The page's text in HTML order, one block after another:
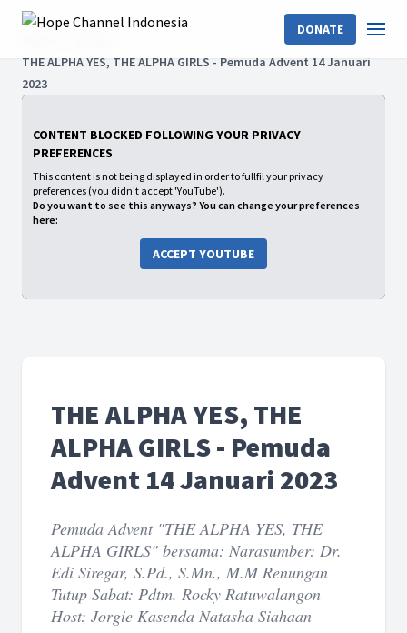
DONATE
THE ALPHA YES, THE ALPHA GIRLS - Pemuda Advent 14 Januari
2023
CONTENT BLOCKED FOLLOWING YOUR PRIVACY
PREFERENCES
This content is not being displayed in order to fullfil your privacy
preferences (you didn't accept 'YouTube').
Do you want to see this anyways? You can change your preferences
here:
ACCEPT YOUTUBE
THE ALPHA YES, THE
ALPHA GIRLS - Pemuda
Advent 14 Januari 2023
Pemuda Advent "THE ALPHA YES, THE
ALPHA GIRLS" bersama: Narasumber: Dr.
Edi Siregar, S.Pd., S.Mn., M.M Renungan
Tutup Sabat: Pdtm. Rocky Ratuwalangon
Host: Jorgie Kasenda Natasha Siahaan